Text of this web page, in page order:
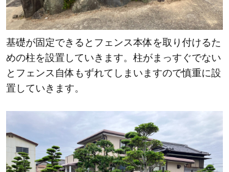
基礎が固定できるとフェンス本体を取り付けるた
めの柱を設置していきます。柱がまっすぐでない
とフェンス自体もずれてしまいますので慎重に設
置していきます。